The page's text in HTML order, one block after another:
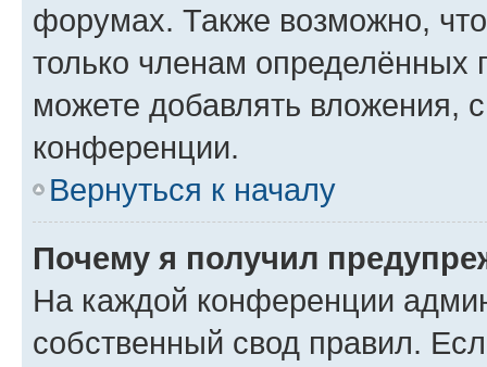
форумах. Также возможно,
только членам определённых
можете добавлять вложения,
конференции.
Вернуться к началу
Почему я получил
На каждой конференции
собственный свод правил.